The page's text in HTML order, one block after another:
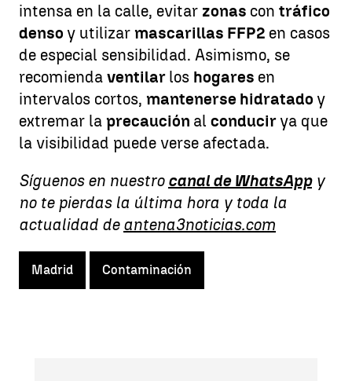
intensa en la calle, evitar zonas con tráfico
denso y utilizar mascarillas FFP2 en casos
de especial sensibilidad. Asimismo, se
recomienda ventilar los hogares en
intervalos cortos, mantenerse hidratado y
extremar la precaución al conducir ya que
la visibilidad puede verse afectada.
Síguenos en nuestro canal de WhatsAppy
no te pierdas la última hora y toda la
actualidad de antena3noticias.com
Madrid Contaminación